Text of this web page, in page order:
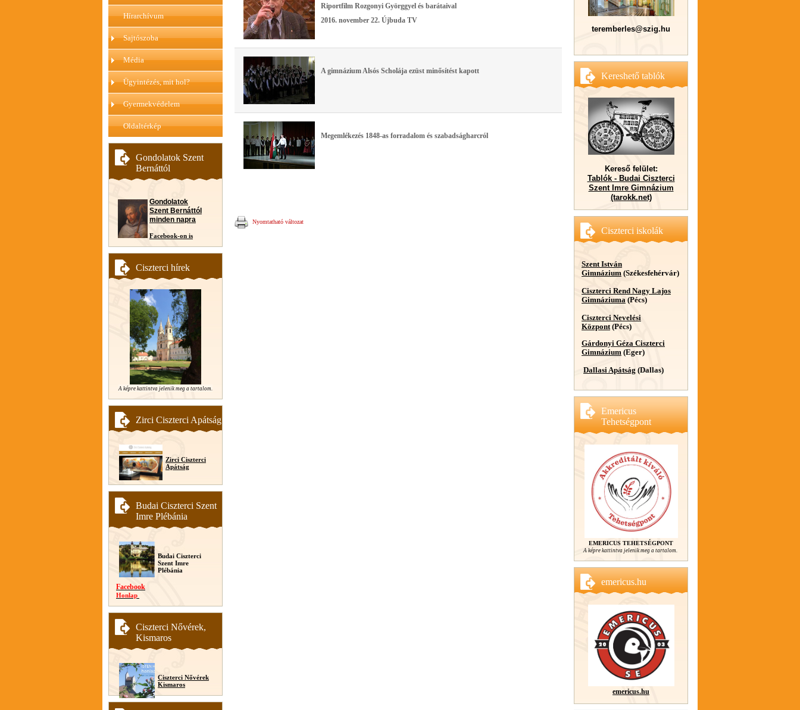
Hírarchívum
Sajtószoba
Média
Ügyintézés, mit hol?
Gyermekvédelem
Oldaltérkép
Gondolatok Szent
Bernáttól
Gondolatok
Szent Bernáttól
minden napra
Facebook-on is
Ciszterci hírek
A képre kattintva jelenik meg a tartalom.
Zirci Ciszterci Apátság
Zirci Ciszterci
Apátság
Budai Ciszterci Szent
Imre Plébánia
Budai Ciszterci
Szent Imre
Plébánia
Facebook
Honlap
Ciszterci Nővérek,
Kismaros
Ciszterci Nővérek
Kismaros
Riportfilm Rozgonyi Györggyel és barátaival
2016. november 22. Újbuda TV
A gimnázium Alsós Scholája ezüst minősítést kapott
Megemlékezés 1848-as forradalom és szabadságharcról
Nyomtatható változat
teremberles@szig.hu
Kereshető tablók
Kereső felület:
Tablók - Budai Ciszterci
Szent Imre Gimnázium
(tarokk.net)
Ciszterci iskolák
Szent István
Gimnázium (Székesfehérvár)
Ciszterci Rend Nagy Lajos
Gimnáziuma (Pécs)
Ciszterci Nevelési
Központ(Pécs)
Gárdonyi Géza Ciszterci
Gimnázium (Eger)
Dallasi Apátság (Dallas)
Emericus
Tehetségpont
EMERICUS TEHETSÉGPONT
A képre kattintva jelenik meg a tartalom.
emericus.hu
emericus.hu